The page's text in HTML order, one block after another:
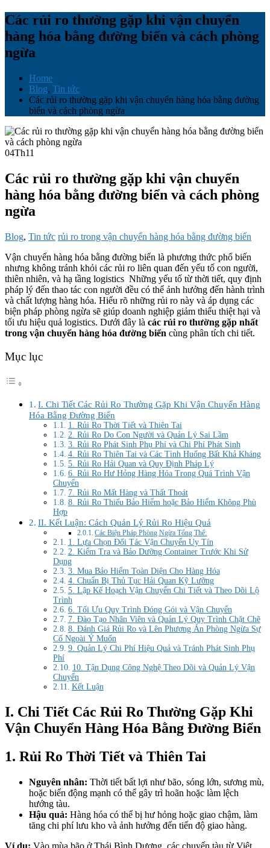
Các rủi ro thường gặp khi vận chuyển
hàng hóa bằng đường biển và cách phòng
ngừa
Home
Blog, Tin tức
Các rủi ro thường gặp khi vận chuyển hàng hóa bằng đường
biển và cách phòng ngừa
04Th11
Các rủi ro thường gặp khi vận chuyển
hàng hóa bằng đường biển và cách phòng
ngừa
Blog, Tin tức rủi ro trong vận chuyển hàng hóa bằng đường biển
Vận chuyển hàng hóa bằng đường biển là phương thức phổ biến
nhưng không tránh khỏi các rủi ro liên quan đến yếu tố con người,
thiên nhiên, và hạ tầng logistics Những yếu tố từ thời tiết, quy định
pháp lý đến thao tác con người đều có thể ảnh hưởng đến hành trình
và chất lượng hàng hóa. Hiểu rõ những rủi ro này và áp dụng các
biện pháp phòng ngừa sẽ giúp doanh nghiệp giảm thiểu thiệt hại và
tối ưu hiệu quả logistics. Dưới đây là các rủi ro thường gặp nhất
trong vận chuyển hàng hóa đường biển cùng phân tích chi tiết.
Mục lục
I. Chi Tiết Các Rủi Ro Thường Gặp Khi Vận Chuyển Hàng
Hóa Bằng Đường Biển
1. Rủi Ro Thời Tiết và Thiên Tai
2. Rủi Ro Do Con Người và Quản Lý Sai Lầm
3. Rủi Ro Phát Sinh Phụ Phí và Chi Phí Phát Sinh
4. Rủi Ro Thiên Tai và Các Tình Huống Bất Khả Kháng
5. Rủi Ro Hải Quan và Quy Định Pháp Lý
6. Rủi Ro Hư Hỏng Hàng Hóa Trong Quá Trình Vận
Chuyển
7. Rủi Ro Mất Hàng và Thất Thoát
8. Rủi Ro Thiếu Bảo Hiểm hoặc Bảo Hiểm Không Phù
Hợp
II. Kết Luận: Cách Quản Lý Rủi Ro Hiệu Quả
Các Biện Pháp Phòng Ngừa Tổng Thể:
1. Lựa Chọn Đối Tác Vận Chuyển Uy Tín
2. Kiểm Tra và Bảo Dưỡng Container Trước Khi Sử
Dụng
3. Mua Bảo Hiểm Toàn Diện Cho Hàng Hóa
4. Chuẩn Bị Thủ Tục Hải Quan Kỹ Lưỡng
5. Lập Kế Hoạch Vận Chuyển Chi Tiết và Theo Dõi Lộ
Trình
6. Tối Ưu Quy Trình Đóng Gói và Vận Chuyển
7. Đào Tạo Nhân Viên và Quản Lý Quy Trình Chặt Chẽ
8. Đánh Giá Rủi Ro và Lên Phương Án Phòng Ngừa Sự
Cố Ngoài Ý Muốn
9. Quản Lý Chi Phí Hiệu Quả và Tránh Phát Sinh Phụ
Phí
10. Tận Dụng Công Nghệ Theo Dõi và Quản Lý Vận
Chuyển
Kết Luận
I. Chi Tiết Các Rủi Ro Thường Gặp Khi
Vận Chuyển Hàng Hóa Bằng Đường Biển
1. Rủi Ro Thời Tiết và Thiên Tai
Nguyên nhân: Thời tiết bất lợi như bão, sóng lớn, sương mù,
hoặc biển động mạnh có thể gây trì hoãn hoặc làm lệch
hướng tàu.
Hậu quả: Hàng hóa có thể bị hư hỏng hoặc giao chậm, làm
tăng chi phí lưu kho và ảnh hưởng đến tiến độ giao hàng.
Ví dụ: Vào mùa bão ở Thái Bình Dương, các chuyến tàu từ Việt